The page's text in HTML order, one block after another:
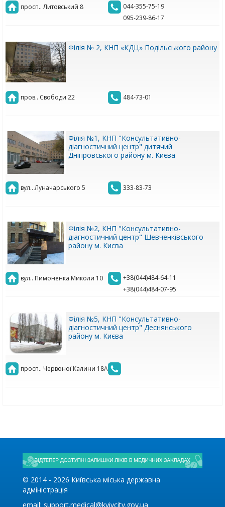
просп.. Литовський 8
044-355-75-19
095-239-86-17
Філія № 2, КНП «КДЦ» Подільського району
пров.. Свободи 22 484-73-01
Філія №1, КНП "Консультативно-
діагностичний центр" дитячий
Дніпровського району м. Києва
вул.. Луначарського 5 333-83-73
Філія №2, КНП "Консультативно-
діагностичний центр" Шевченківського
району м. Києва
вул.. Пимоненка Миколи 10
+38(044)484-64-11
+38(044)484-07-95
Філія №5, КНП "Консультативно-
діагностичний центр" Деснянського
району м. Києва
просп.. Червоної Калини 18А
© 2014 - 2026 Київська міська державна
адміністрація
email: support.medical@kyivcity.gov.ua